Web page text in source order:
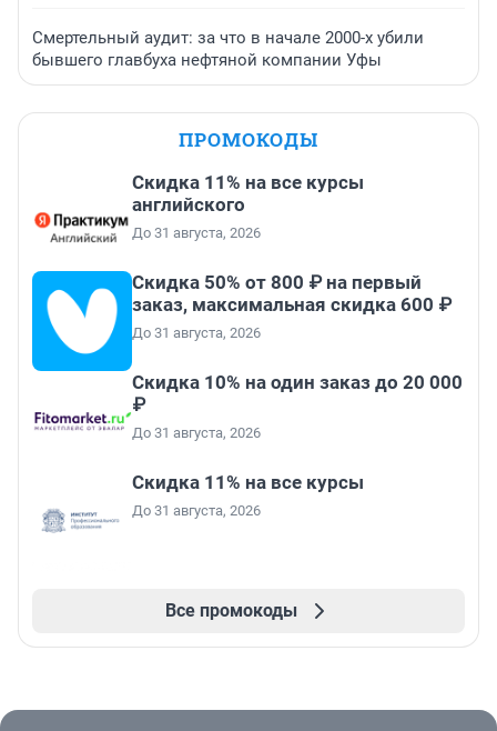
Смертельный аудит: за что в начале 2000-х убили
бывшего главбуха нефтяной компании Уфы
ПРОМОКОДЫ
Скидка 11% на все курсы
английского
До 31 августа, 2026
Скидка 50% от 800 ₽ на первый
заказ, максимальная скидка 600 ₽
До 31 августа, 2026
Скидка 10% на один заказ до 20 000
₽
До 31 августа, 2026
Скидка 11% на все курсы
До 31 августа, 2026
Все промокоды